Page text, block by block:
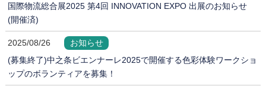
国際物流総合展2025 第4回 INNOVATION EXPO 出展のお知らせ
(開催済)
2025/08/26
お知らせ
(募集終了)中之条ビエンナーレ2025で開催する色彩体験ワークショ
ップのボランティアを募集！